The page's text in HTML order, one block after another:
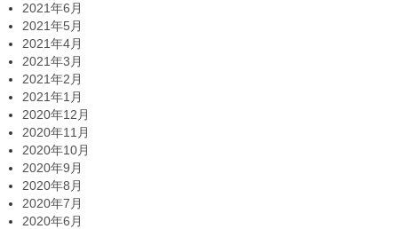
2021年6月
2021年5月
2021年4月
2021年3月
2021年2月
2021年1月
2020年12月
2020年11月
2020年10月
2020年9月
2020年8月
2020年7月
2020年6月